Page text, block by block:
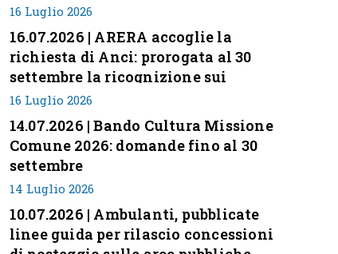
16 Luglio 2026
16.07.2026 | ARERA accoglie la
richiesta di Anci: prorogata al 30
settembre la ricognizione sui
corrispettivi
16 Luglio 2026
14.07.2026 | Bando Cultura Missione
Comune 2026: domande fino al 30
settembre
14 Luglio 2026
10.07.2026 | Ambulanti, pubblicate
linee guida per rilascio concessioni